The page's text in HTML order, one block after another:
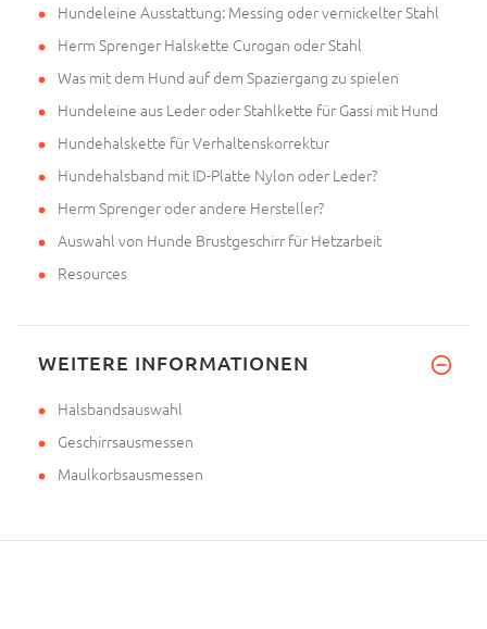
Hundeleine Ausstattung: Messing oder vernickelter Stahl
Herm Sprenger Halskette Curogan oder Stahl
Was mit dem Hund auf dem Spaziergang zu spielen
Hundeleine aus Leder oder Stahlkette für Gassi mit Hund
Hundehalskette für Verhaltenskorrektur
Hundehalsband mit ID-Platte Nylon oder Leder?
Herm Sprenger oder andere Hersteller?
Auswahl von Hunde Brustgeschirr für Hetzarbeit
Resources
WEITERE INFORMATIONEN
Halsbandsauswahl
Geschirrsausmessen
Maulkorbsausmessen